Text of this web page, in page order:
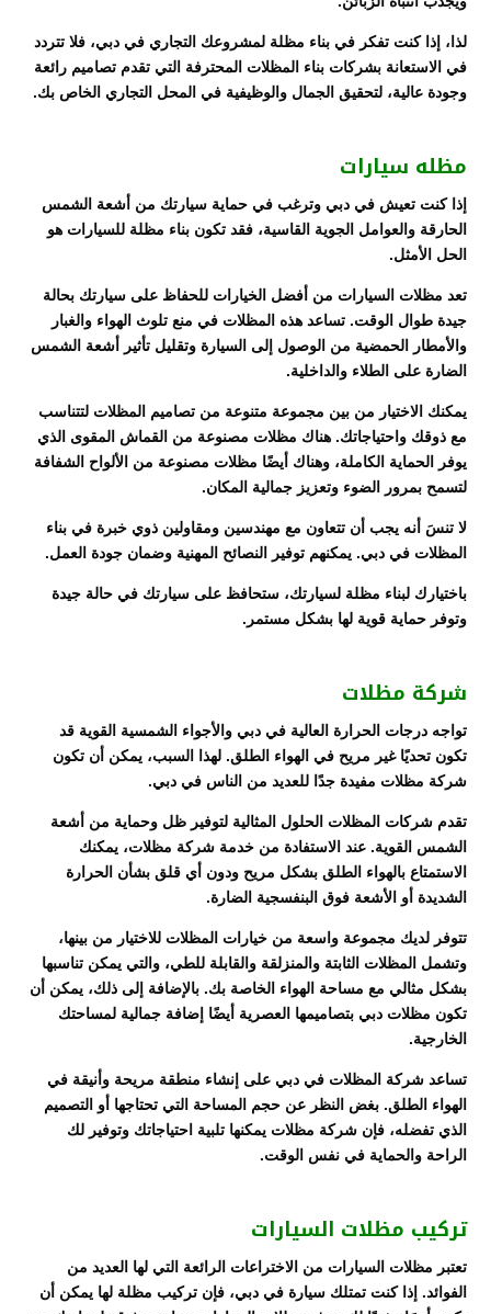
لذا، إذا كنت تفكر في بناء مظلة لمشروعك التجاري في دبي، فلا تتردد
في الاستعانة بشركات بناء المظلات المحترفة التي تقدم تصاميم رائعة
وجودة عالية، لتحقيق الجمال والوظيفية في المحل التجاري الخاص بك.
مظله سيارات
إذا كنت تعيش في دبي وترغب في حماية سيارتك من أشعة الشمس
الحارقة والعوامل الجوية القاسية، فقد تكون بناء مظلة للسيارات هو
الحل الأمثل.
تعد مظلات السيارات من أفضل الخيارات للحفاظ على سيارتك بحالة
جيدة طوال الوقت. تساعد هذه المظلات في منع تلوث الهواء والغبار
والأمطار الحمضية من الوصول إلى السيارة وتقليل تأثير أشعة الشمس
الضارة على الطلاء والداخلية.
يمكنك الاختيار من بين مجموعة متنوعة من تصاميم المظلات لتتناسب
مع ذوقك واحتياجاتك. هناك مظلات مصنوعة من القماش المقوى الذي
يوفر الحماية الكاملة، وهناك أيضًا مظلات مصنوعة من الألواح الشفافة
لتسمح بمرور الضوء وتعزيز جمالية المكان.
لا تنسَ أنه يجب أن تتعاون مع مهندسين ومقاولين ذوي خبرة في بناء
المظلات في دبي. يمكنهم توفير النصائح المهنية وضمان جودة العمل.
باختيارك لبناء مظلة لسيارتك، ستحافظ على سيارتك في حالة جيدة
وتوفر حماية قوية لها بشكل مستمر.
شركة مظلات
تواجه درجات الحرارة العالية في دبي والأجواء الشمسية القوية قد
تكون تحديًا غير مريح في الهواء الطلق. لهذا السبب، يمكن أن تكون
شركة مظلات مفيدة جدًا للعديد من الناس في دبي.
تقدم شركات المظلات الحلول المثالية لتوفير ظل وحماية من أشعة
الشمس القوية. عند الاستفادة من خدمة شركة مظلات، يمكنك
الاستمتاع بالهواء الطلق بشكل مريح ودون أي قلق بشأن الحرارة
الشديدة أو الأشعة فوق البنفسجية الضارة.
تتوفر لديك مجموعة واسعة من خيارات المظلات للاختيار من بينها،
وتشمل المظلات الثابتة والمنزلقة والقابلة للطي، والتي يمكن تناسبها
بشكل مثالي مع مساحة الهواء الخاصة بك. بالإضافة إلى ذلك، يمكن أن
تكون مظلات دبي بتصاميمها العصرية أيضًا إضافة جمالية لمساحتك
الخارجية.
تساعد شركة المظلات في دبي على إنشاء منطقة مريحة وأنيقة في
الهواء الطلق. بغض النظر عن حجم المساحة التي تحتاجها أو التصميم
الذي تفضله، فإن شركة مظلات يمكنها تلبية احتياجاتك وتوفير لك
الراحة والحماية في نفس الوقت.
تركيب مظلات السيارات
تعتبر مظلات السيارات من الاختراعات الرائعة التي لها العديد من
الفوائد. إذا كنت تمتلك سيارة في دبي، فإن تركيب مظلة لها يمكن أن